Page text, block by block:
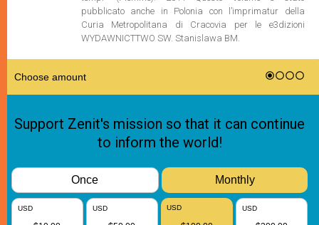
pubblicato anche in Polonia con l’imprimatur della
Curia Metropolitana di Cracovia per le e3dizioni
WYDAWNICTTWO SW. Stanislawa BM.